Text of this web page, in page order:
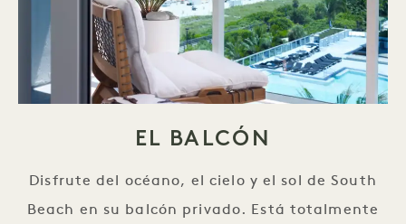
EL BALCÓN
Disfrute del océano, el cielo y el sol de South
Beach en su balcón privado. Está totalmente